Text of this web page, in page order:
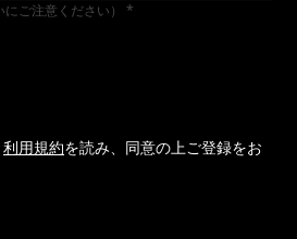
ご注意ください）
利用規約を読み、同意の上ご登録をお